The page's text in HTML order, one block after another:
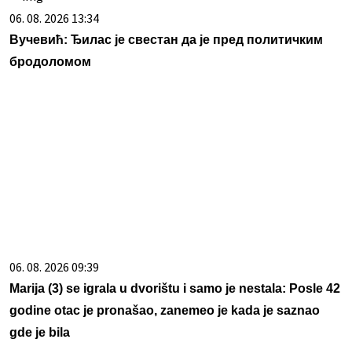
06. 08. 2026 13:34
Вучевић: Ђилас је свестан да је пред политичким
бродоломом
06. 08. 2026 09:39
Marija (3) se igrala u dvorištu i samo je nestala: Posle 42
godine otac je pronašao, zanemeo je kada je saznao
gde je bila